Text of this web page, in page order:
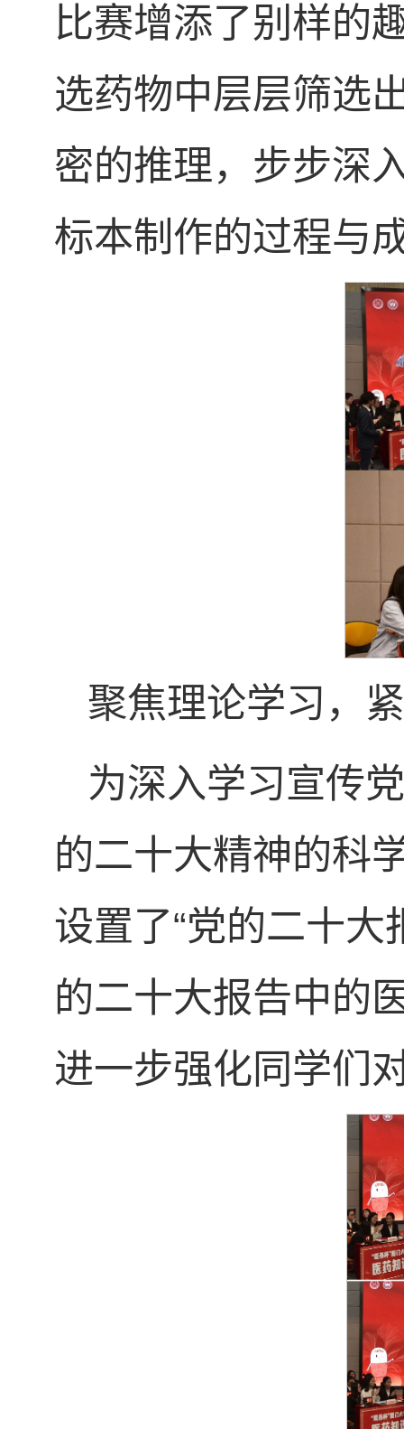
比赛增添了别样的
选药物中层层筛选
密的推理，步步深
标本制作的过程与
聚焦理论学习，
为深入学习宣传
的二十大精神的科
设置了“党的二十
的二十大报告中的
进一步强化同学们